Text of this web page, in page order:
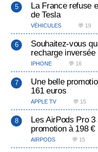
La France refuse
de Tesla
VÉHICULES 💬 19
Souhaitez-vous
recharge inversée
IPHONE 💬 16
Une belle
161 euros
APPLE TV 💬 15
Les AirPods Pro
promotion à 198 €
AIRPODS 💬 15